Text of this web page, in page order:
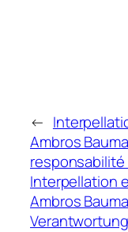
←
Ambros
responsabilité
Interpellation
Ambros